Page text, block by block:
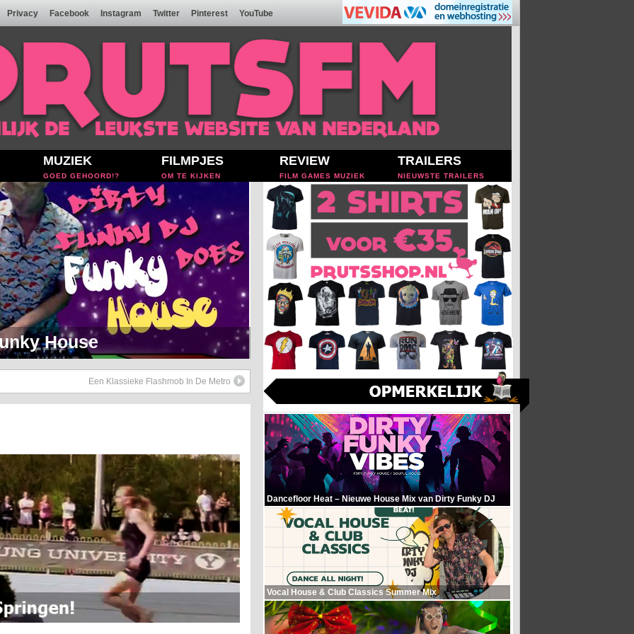
Privacy Facebook Instagram Twitter Pinterest YouTube
MUZIEK
GOED GEHOORD!?
FILMPJES
OM TE KIJKEN
REVIEW
FILM GAMES MUZIEK
TRAILERS
NIEUWSTE TRAILERS
Soul Setje
Een Klassieke Flashmob In De Metro
Dancefloor Heat – Nieuwe House Mix van Dirty Funky DJ
Vocal House & Club Classics Summer Mix